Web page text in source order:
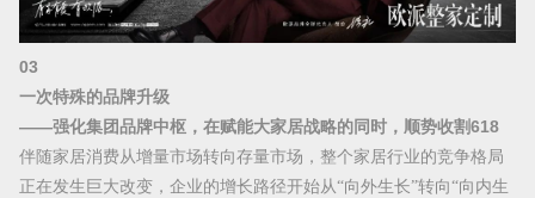
03
一次特殊的品牌升级
——强化集团品牌中枢，在赋能大家居战略的同时，顺势收割618
伴随家居消费从增量市场转向存量市场，整个家居行业的竞争格局
正在发生巨大改变，企业的增长路径开始从“向外生长”转向“向内生